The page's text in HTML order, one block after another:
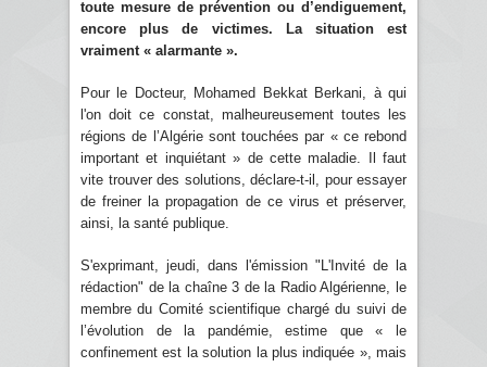
toute mesure de prévention ou d’endiguement,
encore plus de victimes. La situation est
vraiment « alarmante ».
Pour le Docteur, Mohamed Bekkat Berkani, à qui
l'on doit ce constat, malheureusement toutes les
régions de l’Algérie sont touchées par « ce rebond
important et inquiétant » de cette maladie. Il faut
vite trouver des solutions, déclare-t-il, pour essayer
de freiner la propagation de ce virus et préserver,
ainsi, la santé publique.
S'exprimant, jeudi, dans l'émission "L'Invité de la
rédaction" de la chaîne 3 de la Radio Algérienne, le
membre du Comité scientifique chargé du suivi de
l’évolution de la pandémie, estime que « le
confinement est la solution la plus indiquée », mais